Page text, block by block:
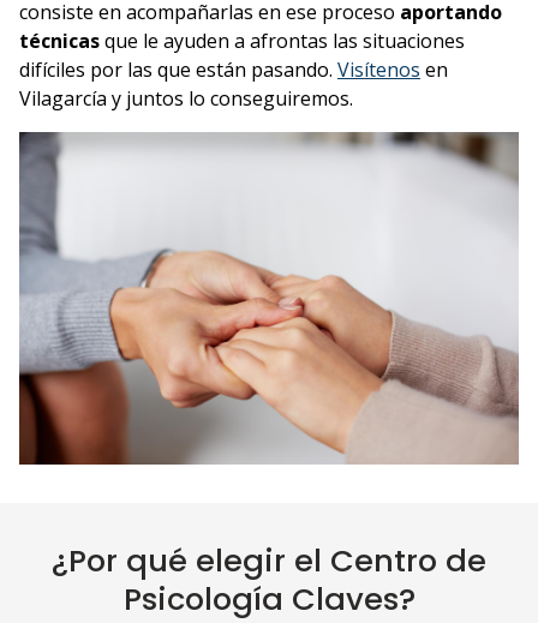
consiste en acompañarlas en ese proceso aportando
técnicasque le ayuden a afrontas las situaciones
difíciles por las que están pasando. Visítenos en
Vilagarcía y juntos lo conseguiremos.
¿Por qué elegir el Centro de
Psicología Claves?